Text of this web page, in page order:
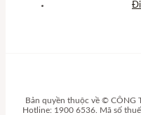
Bản quyền thuộc về © CÔNG
Hotline: 1900 6536. Mã số